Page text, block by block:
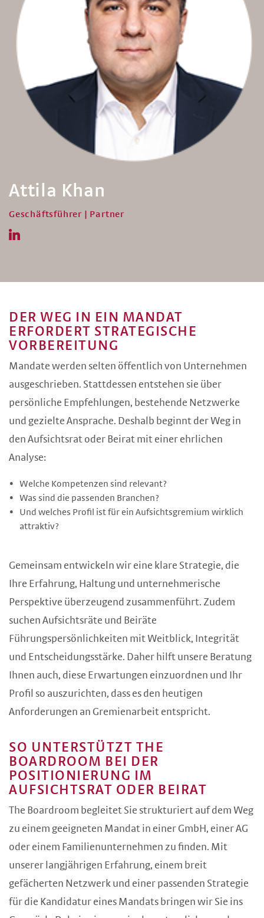
Attila Khan
Geschäftsführer | Partner
DER WEG IN EIN MANDAT
ERFORDERT STRATEGISCHE
VORBEREITUNG
Mandate werden selten öffentlich von Unternehmen
ausgeschrieben. Stattdessen entstehen sie über
persönliche Empfehlungen, bestehende Netzwerke
und gezielte Ansprache. Deshalb beginnt der Weg in
den Aufsichtsrat oder Beirat mit einer ehrlichen
Analyse:
Welche Kompetenzen sind relevant?
Was sind die passenden Branchen?
Und welches Profil ist für ein Aufsichtsgremium wirklich
attraktiv?
Gemeinsam entwickeln wir eine klare Strategie, die
Ihre Erfahrung, Haltung und unternehmerische
Perspektive überzeugend zusammenführt. Zudem
suchen Aufsichtsräte und Beiräte
Führungspersönlichkeiten mit Weitblick, Integrität
und Entscheidungsstärke. Daher hilft unsere Beratung
Ihnen auch, diese Erwartungen einzuordnen und Ihr
Profil so auszurichten, dass es den heutigen
Anforderungen an Gremienarbeit entspricht.
SO UNTERSTÜTZT THE
BOARDROOM BEI DER
POSITIONIERUNG IM
AUFSICHTSRAT ODER BEIRAT
The Boardroom begleitet Sie strukturiert auf dem Weg
zu einem geeigneten Mandat in einer GmbH, einer AG
oder einem Familienunternehmen zu finden. Mit
unserer langjährigen Erfahrung, einem breit
gefächerten Netzwerk und einer passenden Strategie
für die Kandidatur eines Mandats bringen wir Sie ins